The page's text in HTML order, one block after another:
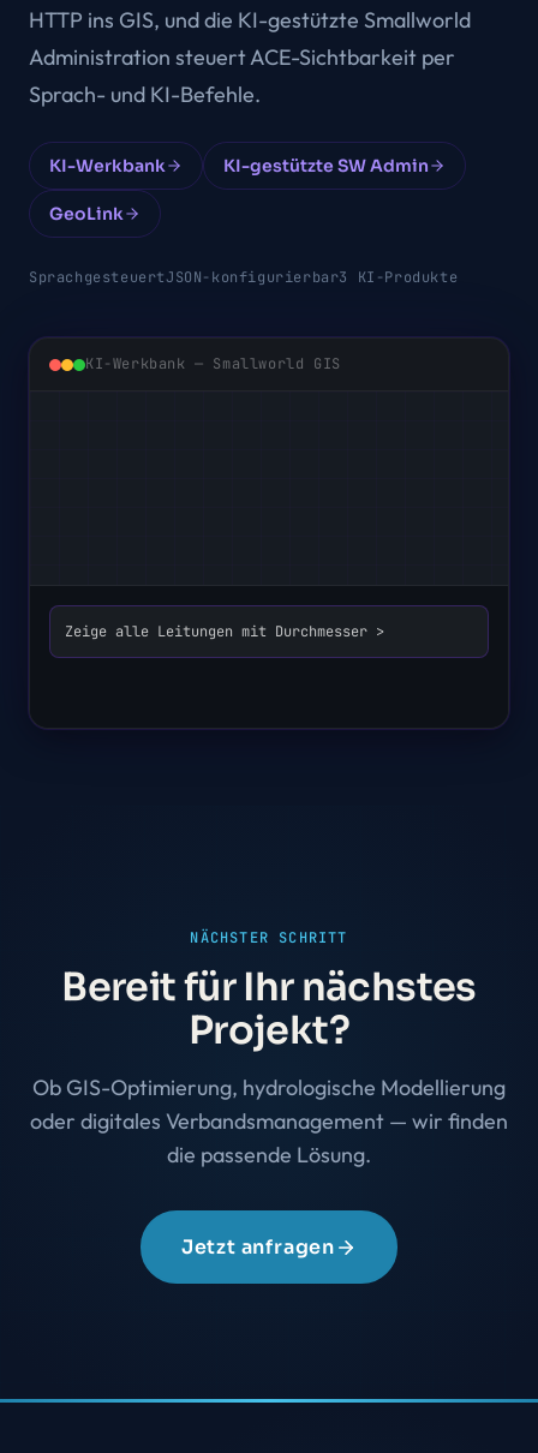
HTTP ins GIS, und die KI-gestützte Smallworld
Administration steuert ACE-Sichtbarkeit per
Sprach- und KI-Befehle.
KI-Werkbank KI-gestützte SW Admin
GeoLink
SprachgesteuertJSON-konfigurierbar3 KI-Produkte
KI-Werkbank — Smallworld GIS
Zeige alle Leitungen mit Durchmesser > 200mm im
Bezir
NÄCHSTER SCHRITT
Bereit für Ihr nächstes
Projekt?
Ob GIS-Optimierung, hydrologische Modellierung
oder digitales Verbandsmanagement — wir finden
die passende Lösung.
Jetzt anfragen